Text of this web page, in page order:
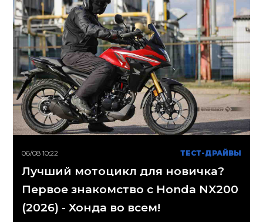
06/08 10:22 ТЕСТ-ДРАЙВЫ
Лучший мотоцикл для новичка?
Первое знакомство с Honda NX200
(2026) - Хонда во всем!